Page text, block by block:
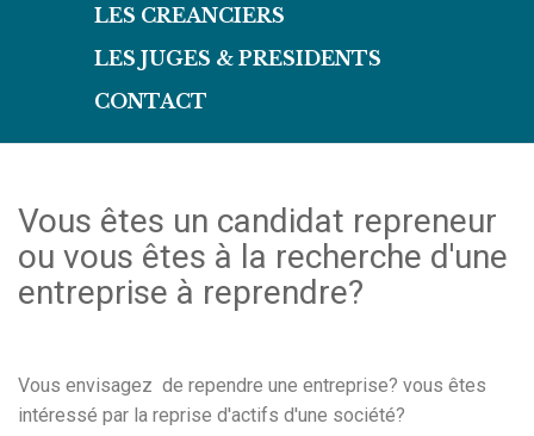
LES CREANCIERS
LES JUGES & PRESIDENTS
CONTACT
Vous êtes un candidat repreneur
ou vous êtes à la recherche d'une
entreprise à reprendre?
Vous envisagez de rependre une entreprise? vous êtes
intéressé par la reprise d'actifs d'une société?